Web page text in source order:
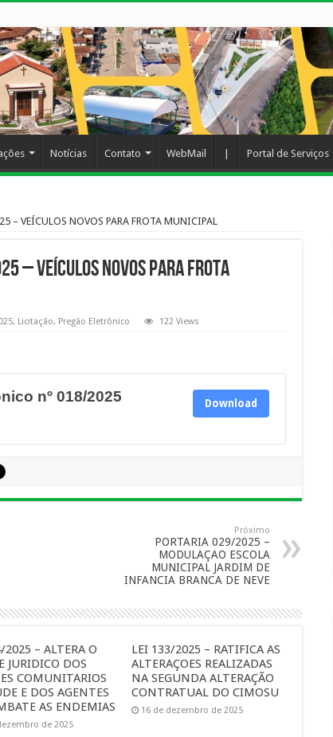
Notícias Contato WebMail Portal de Serviços
– VEÍCULOS NOVOS PARA FROTA MUNICIPAL
– VEÍCULOS NOVOS PARA FROTA
, Licitação, Pregão Eletrônico 122 Views
nº 018/2025 Download
Próximo
PORTARIA 029/2025 –
MODULAÇAO ESCOLA
MUNICIPAL JARDIM DE
INFANCIA BRANCA DE NEVE
2025 – ALTERA O
JURIDICO DOS
COMUNITARIOS
E DOS AGENTES
AS ENDEMIAS
de 2025
LEI 133/2025 – RATIFICA AS
ALTERAÇOES REALIZADAS
NA SEGUNDA ALTERAÇÃO
CONTRATUAL DO CIMOSU
16 de dezembro de 2025